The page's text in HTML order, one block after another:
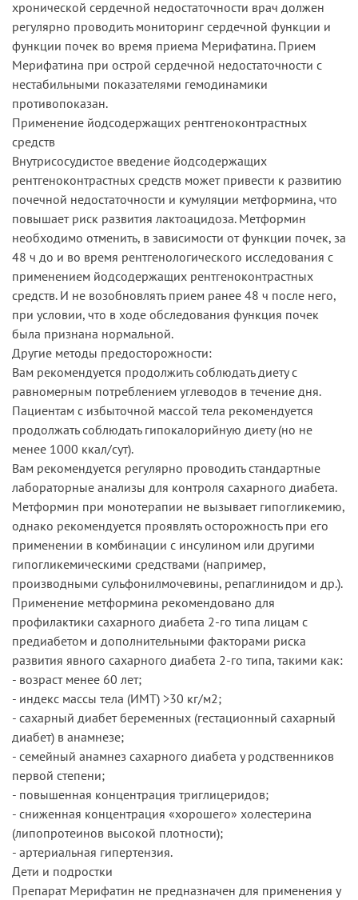
хронической сердечной недостаточности врач должен
регулярно проводить мониторинг сердечной функции и
функции почек во время приема Мерифатина. Прием
Мерифатина при острой сердечной недостаточности с
нестабильными показателями гемодинамики
противопоказан.
Применение йодсодержащих рентгеноконтрастных
средств
Внутрисосудистое введение йодсодержащих
рентгеноконтрастных средств может привести к развитию
почечной недостаточности и кумуляции метформина, что
повышает риск развития лактоацидоза. Метформин
необходимо отменить, в зависимости от функции почек, за
48 ч до и во время рентгенологического исследования с
применением йодсодержащих рентгеноконтрастных
средств. И не возобновлять прием ранее 48 ч после него,
при условии, что в ходе обследования функция почек
была признана нормальной.
Другие методы предосторожности:
Вам рекомендуется продолжить соблюдать диету с
равномерным потреблением углеводов в течение дня.
Пациентам с избыточной массой тела рекомендуется
продолжать соблюдать гипокалорийную диету (но не
менее 1000 ккал/сут).
Вам рекомендуется регулярно проводить стандартные
лабораторные анализы для контроля сахарного диабета.
Метформин при монотерапии не вызывает гипогликемию,
однако рекомендуется проявлять осторожность при его
применении в комбинации с инсулином или другими
гипогликемическими средствами (например,
производными сульфонилмочевины, репаглинидом и др.).
Применение метформина рекомендовано для
профилактики сахарного диабета 2-го типа лицам с
предиабетом и дополнительными факторами риска
развития явного сахарного диабета 2-го типа, такими как:
- возраст менее 60 лет;
- индекс массы тела (ИМТ) >30 кг/м2;
- сахарный диабет беременных (гестационный сахарный
диабет) в анамнезе;
- семейный анамнез сахарного диабета у родственников
первой степени;
- повышенная концентрация триглицеридов;
- сниженная концентрация «хорошего» холестерина
(липопротеинов высокой плотности);
- артериальная гипертензия.
Дети и подростки
Препарат Мерифатин не предназначен для применения у